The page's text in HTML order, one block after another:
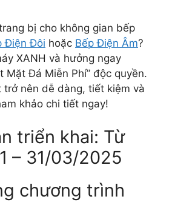
bị cho không gian bếp
Điện Đôi hoặc Bếp Điện Âm?
XANH và hưởng ngay
Mặt Đá Miễn Phí” độc quyền.
trở nên dễ dàng, tiết kiệm và
khảo chi tiết ngay!
triển khai: Từ
– 31/03/2025
chương trình